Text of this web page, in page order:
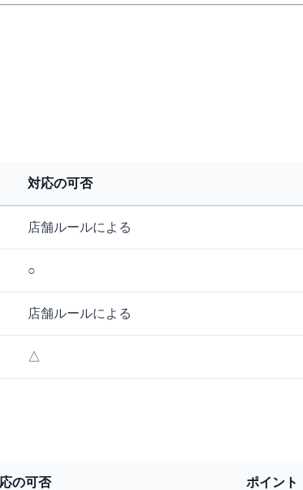
対応の可否
店舗ルールによる
○
店舗ルールによる
△
の可否 ポイント